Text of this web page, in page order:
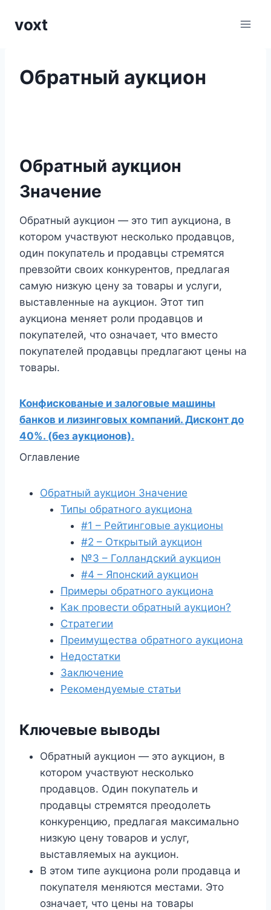
voxt
Обратный аукцион
Обратный аукцион
Значение
Обратный аукцион — это тип аукциона, в
котором участвуют несколько продавцов,
один покупатель и продавцы стремятся
превзойти своих конкурентов, предлагая
самую низкую цену за товары и услуги,
выставленные на аукцион. Этот тип
аукциона меняет роли продавцов и
покупателей, что означает, что вместо
покупателей продавцы предлагают цены на
товары.
Конфискованые и залоговые машины
банков и лизинговых компаний. Дисконт до
40%. (без аукционов).
Оглавление
Обратный аукцион Значение
Типы обратного аукциона
#1 – Рейтинговые аукционы
#2 – Открытый аукцион
№3 – Голландский аукцион
#4 – Японский аукцион
Примеры обратного аукциона
Как провести обратный аукцион?
Стратегии
Преимущества обратного аукциона
Недостатки
Заключение
Рекомендуемые статьи
Ключевые выводы
Обратный аукцион — это аукцион, в
котором участвуют несколько
продавцов. Один покупатель и
продавцы стремятся преодолеть
конкуренцию, предлагая максимально
низкую цену товаров и услуг,
выставляемых на аукцион.
В этом типе аукциона роли продавца и
покупателя меняются местами. Это
означает, что цены на товары